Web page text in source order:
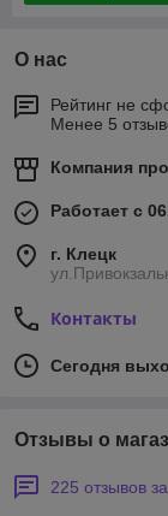
О нас
Рейтинг не
Менее 5
Компания
Работает с
г. Клецк
Контакты
Сегодня
Отзывы о
225 отзывов